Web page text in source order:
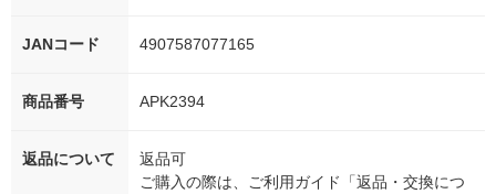
JANコード 4907587077165
商品番号 APK2394
返品について
返品可
ご購入の際は、ご利用ガイド「返品・交換につ